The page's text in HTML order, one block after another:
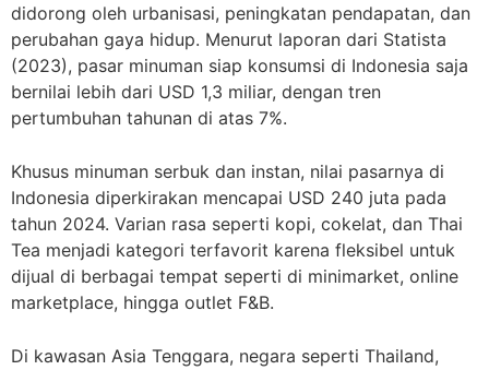
didorong oleh urbanisasi, peningkatan pendapatan, dan
perubahan gaya hidup. Menurut laporan dari Statista
(2023), pasar minuman siap konsumsi di Indonesia saja
bernilai lebih dari USD 1,3 miliar, dengan tren
pertumbuhan tahunan di atas 7%.
Khusus minuman serbuk dan instan, nilai pasarnya di
Indonesia diperkirakan mencapai USD 240 juta pada
tahun 2024. Varian rasa seperti kopi, cokelat, dan Thai
Tea menjadi kategori terfavorit karena fleksibel untuk
dijual di berbagai tempat seperti di minimarket, online
marketplace, hingga outlet F&B.
Di kawasan Asia Tenggara, negara seperti Thailand,